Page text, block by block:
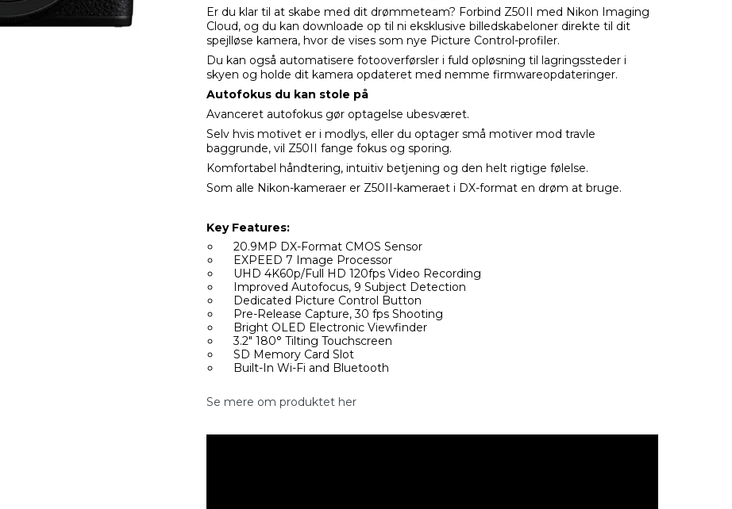
Er du klar til at skabe med dit drømmeteam? Forbind Z50II med Nikon Imaging
Cloud, og du kan downloade op til ni eksklusive billedskabeloner direkte til dit
spejlløse kamera, hvor de vises som nye Picture Control-profiler.
Du kan også automatisere fotooverførsler i fuld opløsning til lagringssteder i
skyen og holde dit kamera opdateret med nemme firmwareopdateringer.
Autofokus du kan stole på
Avanceret autofokus gør optagelse ubesværet.
Selv hvis motivet er i modlys, eller du optager små motiver mod travle
baggrunde, vil Z50II fange fokus og sporing.
Komfortabel håndtering, intuitiv betjening og den helt rigtige følelse.
Som alle Nikon-kameraer er Z50II-kameraet i DX-format en drøm at bruge.
Key Features:
20.9MP DX-Format CMOS Sensor
EXPEED 7 Image Processor
UHD 4K60p/Full HD 120fps Video Recording
Improved Autofocus, 9 Subject Detection
Dedicated Picture Control Button
Pre-Release Capture, 30 fps Shooting
Bright OLED Electronic Viewfinder
3.2" 180° Tilting Touchscreen
SD Memory Card Slot
Built-In Wi-Fi and Bluetooth
Se mere om produktet her